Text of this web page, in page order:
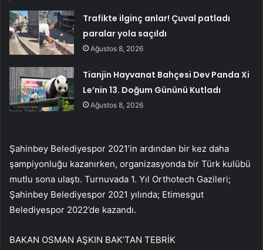
Trafikte ilginç anlar! Çuval patladı
paralar yola saçıldı
Ağustos 8, 2026
Tianjin Hayvanat Bahçesi Dev Panda Xi
Le’nin 13. Doğum Gününü Kutladı
Ağustos 8, 2026
Şahinbey Belediyespor 2021’in ardından bir kez daha
şampiyonluğu kazanırken, organizasyonda bir Türk kulübü
mutlu sona ulaştı. Turnuvada 1. Yıl Orthotech Gazileri;
Şahinbey Belediyespor 2021 yılında; Etimesgut
Belediyespor 2022’de kazandı.
BAKAN OSMAN AŞKIN BAK’TAN TEBRİK